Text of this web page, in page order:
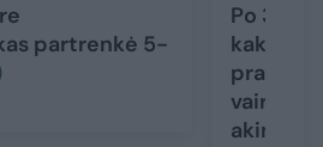
partrenkė 5-
Po 3
prabilo